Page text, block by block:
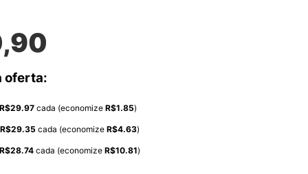
,90
oferta:
29.97cada (economize R$1.85)
R$29.35 cada (economize R$4.63)
28.74cada (economize R$10.81)